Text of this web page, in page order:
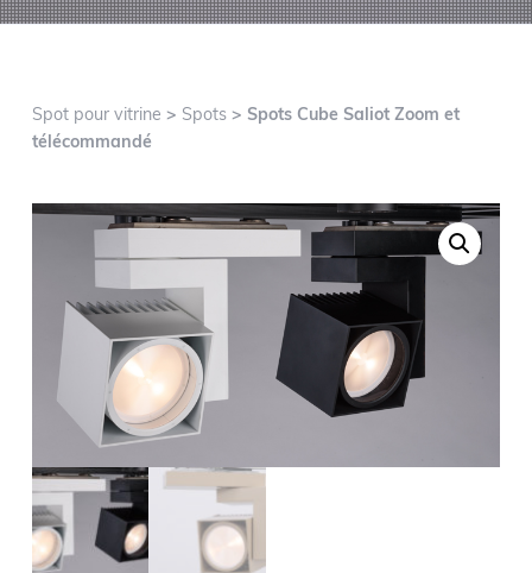
o
ie
Spot pour vitrine > Spots> Spots Cube Saliot Zoom et
télécommandé